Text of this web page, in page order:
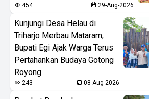
454 29-Aug-2026
Kunjungi Desa Helau di
Triharjo Merbau Mataram,
Bupati Egi Ajak Warga Terus
Pertahankan Budaya Gotong
Royong
243 08-Aug-2026